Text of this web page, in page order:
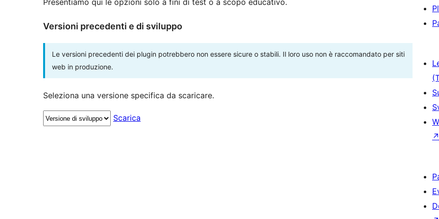
Versioni precedenti e di sviluppo
Le versioni precedenti dei plugin potrebbero non essere sicure o stabili. Il loro uso non è raccomandato per siti
web in produzione.
Seleziona una versione specifica da scaricare.
Scarica
↗